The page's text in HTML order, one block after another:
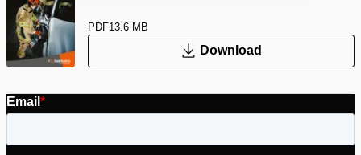
PDF13.6 MB
Download